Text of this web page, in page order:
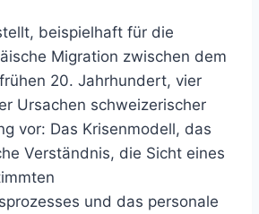
beispielhaft für die
Migration zwischen dem
20. Jahrhundert, vier
Ursachen schweizerischer
vor: Das Krisenmodell, das
Verständnis, die Sicht eines
und das personale